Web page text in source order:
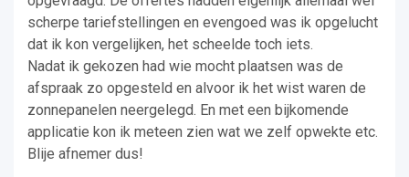
scherpe tariefstellingen en evengoed was ik opgelucht
dat ik kon vergelijken, het scheelde toch iets.
Nadat ik gekozen had wie mocht plaatsen was de
afspraak zo opgesteld en alvoor ik het wist waren de
zonnepanelen neergelegd. En met een bijkomende
applicatie kon ik meteen zien wat we zelf opwekte etc.
Blije afnemer dus!